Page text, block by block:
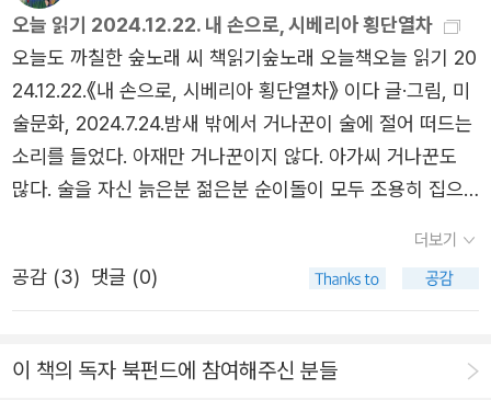
리를 들려주는 그림책이라 여길 수 있고, ‘뜻깊은 + 줄거
리’에 힘쏟느라 ‘오늘 + 살림’은 놓쳤다고 볼 수 있다. 우리가
짓는 삶은 우리가 지내는 하루이다. 이웃이 빚는 삶은 이웃
이 빛나는 오늘이다. 겨울에 꽁꽁 어는 못물을 알맞게 켜서
얼음을 얻는 길을 더 깊고 넓게 담아내면 한결 나았으리라
본다. 온하루를 들여서 어떻게 켜는지, 이러고서 얼마나 땀
그저 보여주기만 해도 된다. 이동안 바이칼못을 둘러싼 들숲
메를 하나하나 비출 만하고, 숱한 목숨붙이를 천천히 짚을
만하다. ‘작은삶(다큐멘터리)’을 담을 적에는 지켜보기(취재)
고 사랑하는 길이라면 붓끝이 바뀐다.#MiguelPangㅍㄹㄴ
오늘 읽기 2024.12.22. 내 손으로, 시베리아 횡단열차
오늘도 까칠한 숲노래 씨 책읽기숲노래 오늘책오늘 읽기 20
24.12.22.《내 손으로, 시베리아 횡단열차》 이다 글·그림, 미
술문화, 2024.7.24.밤새 밖에서 거나꾼이 술에 절어 떠드는
소리를 들었다. 아재만 거나꾼이지 않다. 아가씨 거나꾼도
많다. 술을 자신 늙은분 젊은분 순이돌이 모두 조용히 집으
(바라보고 보살피는 눈) 모임 여덟걸음을 꾸린다. 《작은 새
가 좋아요》하고 《내가 진짜 공주님》을 놓고서, 수수하게 여
이 멧골마을 작은배움터에서 늘 걸어서 멧숲을 오르내린 지
더보기
공감 (3) 댓글 (0)
이 책의 독자 북펀드에 참여해주신 분들